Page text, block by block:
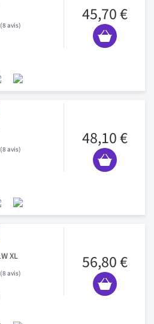
8 avis
45,70 €
8 avis
48,10 €
XL
8 avis
56,80 €